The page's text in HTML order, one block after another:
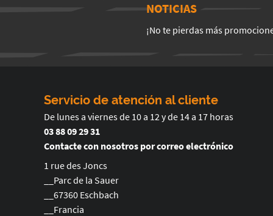
NOTICIAS
¡No te pierdas más
Servicio de atención al cliente
De lunes a viernes de 10 a 12 y de 14 a 17 horas
03 88 09 29 31
Contacte con nosotros por correo electrónico
1 rue des Joncs
__Parc de la Sauer
__67360 Eschbach
__Francia